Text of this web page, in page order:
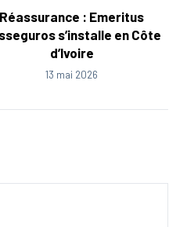
Réassurance : Emeritus
s’installe en Côte
d’Ivoire
13 mai 2026